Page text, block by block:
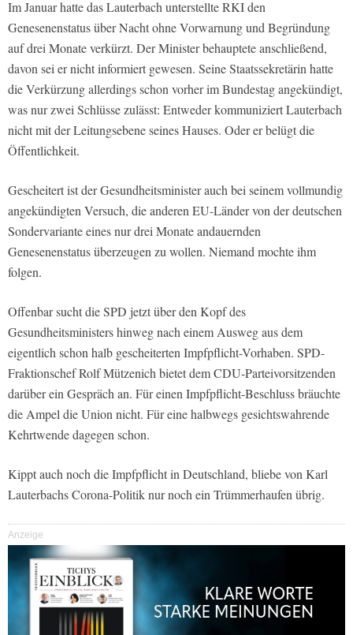
Im Januar hatte das Lauterbach unterstellte RKI den
Genesenenstatus über Nacht ohne Vorwarnung und Begründung
auf drei Monate verkürzt. Der Minister behauptete anschließend,
davon sei er nicht informiert gewesen. Seine Staatssekretärin hatte
die Verkürzung allerdings schon vorher im Bundestag angekündigt,
was nur zwei Schlüsse zulässt: Entweder kommuniziert Lauterbach
nicht mit der Leitungsebene seines Hauses. Oder er belügt die
Öffentlichkeit.
Gescheitert ist der Gesundheitsminister auch bei seinem vollmundig
angekündigten Versuch, die anderen EU-Länder von der deutschen
Sondervariante eines nur drei Monate andauernden
Genesenenstatus überzeugen zu wollen. Niemand mochte ihm
folgen.
Offenbar sucht die SPD jetzt über den Kopf des
Gesundheitsministers hinweg nach einem Ausweg aus dem
eigentlich schon halb gescheiterten Impfpflicht-Vorhaben. SPD-
Fraktionschef Rolf Mützenich bietet dem CDU-Parteivorsitzenden
darüber ein Gespräch an. Für einen Impfpflicht-Beschluss bräuchte
die Ampel die Union nicht. Für eine halbwegs gesichtswahrende
Kehrtwende dagegen schon.
Kippt auch noch die Impfpflicht in Deutschland, bliebe von Karl
Lauterbachs Corona-Politik nur noch ein Trümmerhaufen übrig.
Anzeige